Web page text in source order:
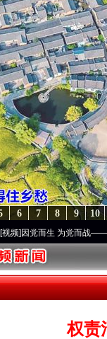
10
9
8
7
6
为党而战——百年“纪”事⑧
权责